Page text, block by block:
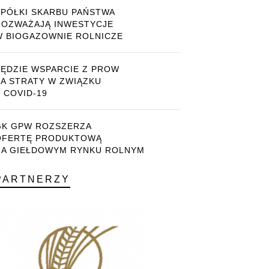
SKARBU PAŃSTWA
INWESTYCJE
BIOGAZOWNIE ROLNICZE
WSPARCIE Z PROW
STRATY W ZWIĄZKU
COVID-19
GPW ROZSZERZA
PRODUKTOWĄ
GIEŁDOWYM RYNKU ROLNYM